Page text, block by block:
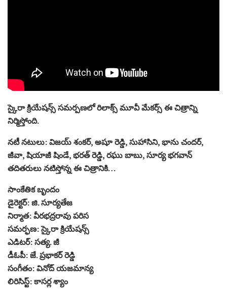
స్కైరా క్రియేషన్స్‌ సమర్పణలో రిలాక్స్‌ మూవీ మేకర్స్ ఈ చిత్రాన్ని
నిర్మిస్తోంది.
నటీ నటులు: విజయ్‌ శంకర్, అషూ రెడ్డి, సుహాసిని, భాను చందర్,
జీవా, షియాజీ షిండే, భరత్‌ రెడ్డి, రఘు బాబు, సూర్య భగవాన్‌
తదితరులు నటిస్తోన్న ఈ చిత్రానికి…
సాంకేతిక బృందం
డైరెక్టర్‌: జి. సూర్యతేజ
నిర్మాత‌: వీర‌భ‌ద్ర‌రావు ప‌రిస‌
సమర్ఫణ: స్కైరా క్రియేష‌న్స్‌
ఎడిటర్‌: సత్య. జీ
డీఓపీ: జే. ప్రభాకర్‌ రెడ్డి
సంగీతం: వినోద్‌ యజమాన్య
లిరిసిస్ట్: కాస‌ర్ల శ్యాం